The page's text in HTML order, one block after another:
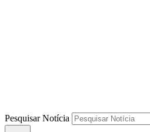
Pesquisar Notícia